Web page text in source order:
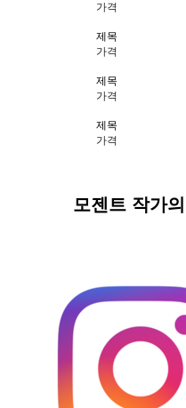
가격
제목
가격
제목
가격
제목
가격
모젠트 작가